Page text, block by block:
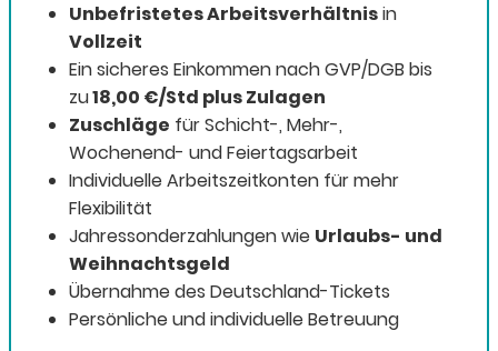
Unbefristetes Arbeitsverhältnisin
Vollzeit
Ein sicheres Einkommen nach GVP/DGB bis
zu18,00 €/Std plus Zulagen
Zuschläge für Schicht-, Mehr-,
Wochenend- und Feiertagsarbeit
Individuelle Arbeitszeitkonten für mehr
Flexibilität
Jahressonderzahlungen wie Urlaubs- und
Weihnachtsgeld
Übernahme des Deutschland-Tickets
Persönliche und individuelle Betreuung